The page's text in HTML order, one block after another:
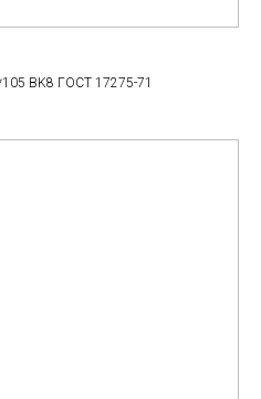
BK8 ГОСТ 17275-71